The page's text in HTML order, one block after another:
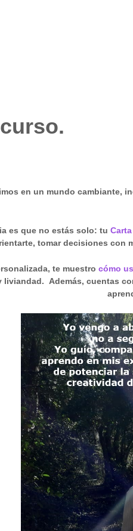
en un mundo cambiante,
es que no estás solo: tu
tomar decisiones con
te muestro cómo
liviandad. Además, cuentas